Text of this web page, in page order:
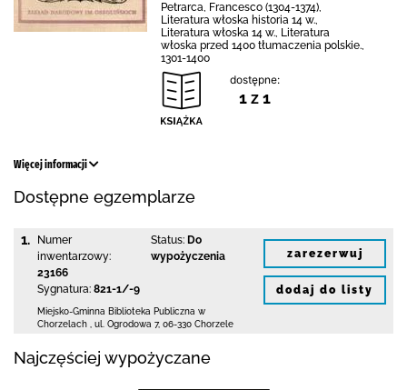
Petrarca, Francesco (1304-1374),
Literatura włoska historia 14 w.,
Literatura włoska 14 w., Literatura
włoska przed 1400 tłumaczenia polskie.,
1301-1400
dostępne:
1 z 1
Więcej informacji
Dostępne egzemplarze
1.
Numer
inwentarzowy:
23166
Sygnatura: 821-1/-9
Status: Do
wypożyczenia
Miejsko-Gminna Biblioteka Publiczna w
Chorzelach
ul. Ogrodowa 7, 06-330 Chorzele
zarezerwuj
dodaj do listy
Najczęściej wypożyczane